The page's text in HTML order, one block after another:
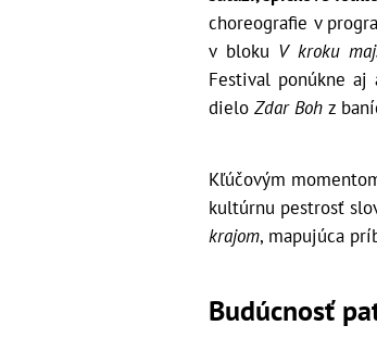
choreografie v
v bloku V kroku
Festival ponúkne aj
dielo Zdar Boh z
Kľúčovým
kultúrnu pestrosť
krajom, mapujúca
Budúcnosť